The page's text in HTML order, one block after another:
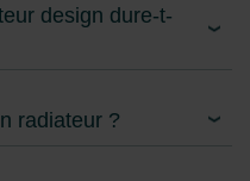
design dure-t-
radiateur ?